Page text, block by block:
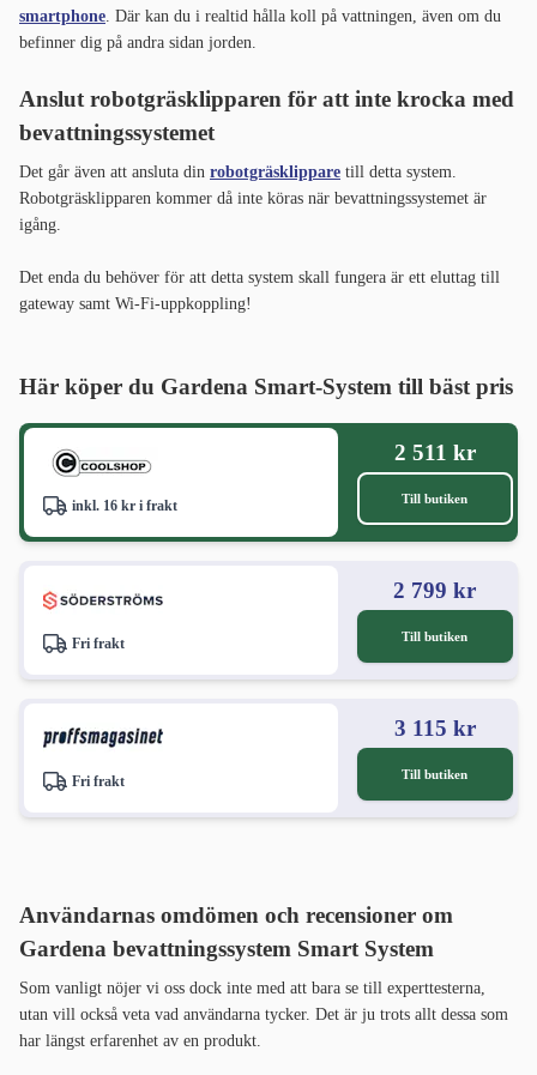
smartphone . Där kan du i realtid hålla koll på vattningen, även om du
befinner dig på andra sidan jorden.
Anslut robotgräsklipparen för att inte krocka med
bevattningssystemet
Det går även att ansluta din robotgräsklippare till detta system.
Robotgräsklipparen kommer då inte köras när bevattningssystemet är
igång.
Det enda du behöver för att detta system skall fungera är ett eluttag till
gateway samt Wi-Fi-uppkoppling!
Här köper du Gardena Smart-System till bäst pris
inkl. 16 kr i frakt
2 511 kr
Till butiken
Fri frakt
2 799 kr
Till butiken
Fri frakt
3 115 kr
Till butiken
Användarnas omdömen och recensioner om
Gardena bevattningssystem Smart System
Som vanligt nöjer vi oss dock inte med att bara se till experttesterna,
utan vill också veta vad användarna tycker. Det är ju trots allt dessa som
har längst erfarenhet av en produkt.